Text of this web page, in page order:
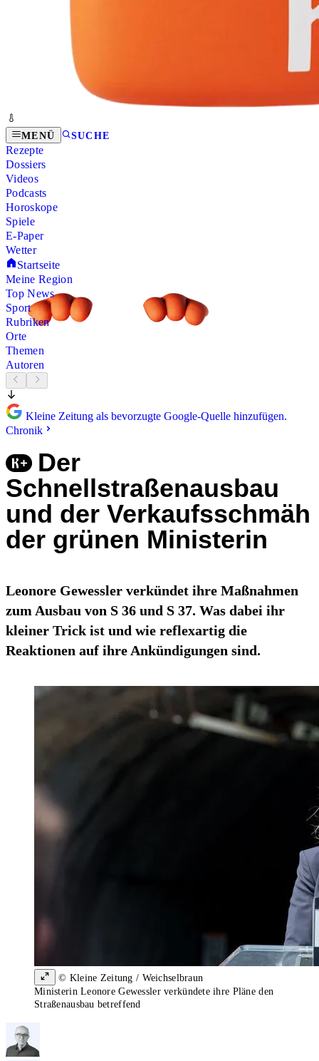
MENÜ SUCHE
Rezepte
Dossiers
Videos
Podcasts
Horoskope
Spiele
E-Paper
Wetter
Startseite
Meine Region
Top News
Sport
Rubriken
Orte
Themen
Autoren
Kleine Zeitung als bevorzugte Google-Quelle hinzufügen.
Chronik
Der
Schnellstraßenausbau
und der Verkaufsschmäh
der grünen Ministerin
Leonore Gewessler verkündet ihre Maßnahmen
zum Ausbau von S 36 und S 37. Was dabei ihr
kleiner Trick ist und wie reflexartig die
Reaktionen auf ihre Ankündigungen sind.
© Kleine Zeitung / Weichselbraun
Ministerin Leonore Gewessler verkündete ihre Pläne den
Straßenausbau betreffend